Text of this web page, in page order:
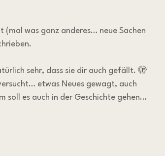
(mal was ganz anderes… neue Sachen
sehr, dass sie dir auch gefällt. 🫣
etwas Neues gewagt, auch
soll es auch in der Geschichte gehen…